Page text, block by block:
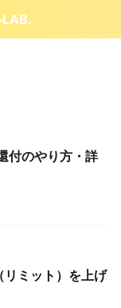
LAB.
付のやり方・詳
ミット）を上げ